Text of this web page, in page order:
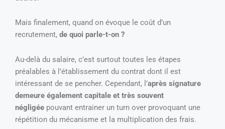
Mais finalement, quand on évoque le coût d’un
recrutement, de quoi parle-t-on ?
Au-delà du salaire, c’est surtout toutes les étapes
préalables à l’établissement du contrat dont il est
intéressant de se pencher. Cependant, l’après signature
demeure également capitale et très souvent
négligée pouvant entrainer un turn over provoquant une
répétition du mécanisme et la multiplication des frais.